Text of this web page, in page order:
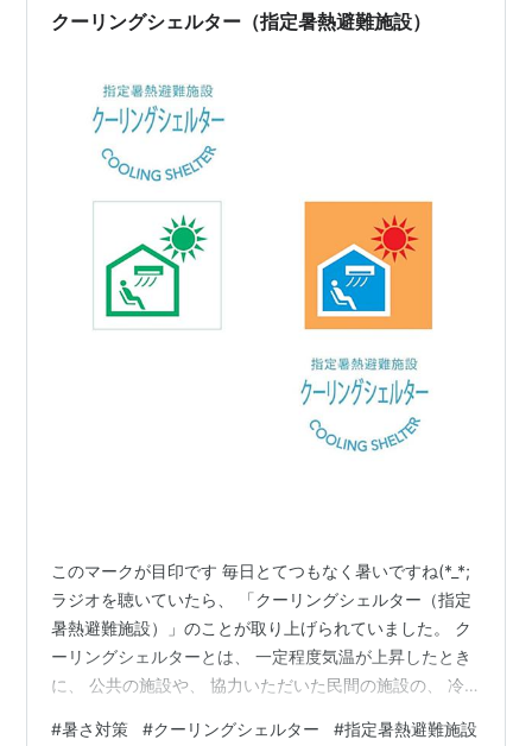
なるが、幸いにしてまだまだ食欲の…
クーリングシェルター（指定暑熱避難施設）
このマークが目印です 毎日とてつもなく暑いですね(*_*;
ラジオを聴いていたら、 「クーリングシェルター（指定
暑熱避難施設）」のことが取り上げられていました。 ク
ーリングシェルターとは、 一定程度気温が上昇したとき
に、 公共の施設や、 協力いただいた民間の施設の、 冷
る」場所として 指定されているスペースのことです。 慣
#暑さ対策 #クーリングシェルター #指定暑熱避難施設